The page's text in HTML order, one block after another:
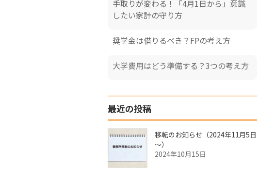
手取りが変わる！「4月1日から」意識
したい家計の守り方
奨学金は借りるべき？FPの考え方
大学費用はどう準備する？3つの考え方
最近の投稿
移転のお知らせ（2024年11月5日
～）
2024年10月15日